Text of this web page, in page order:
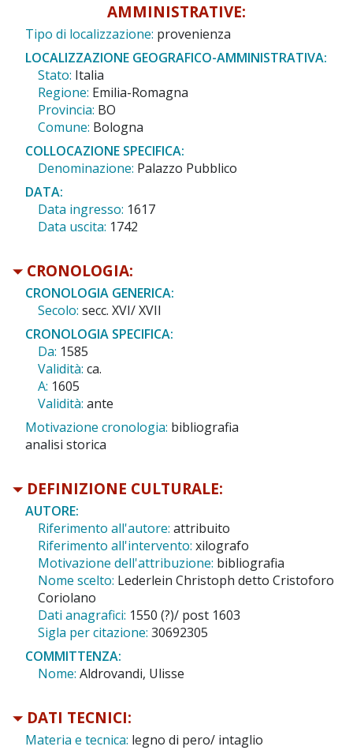
AMMINISTRATIVE:
Tipo di localizzazione: provenienza
LOCALIZZAZIONE GEOGRAFICO-AMMINISTRATIVA:
Stato: Italia
Regione: Emilia-Romagna
Provincia: BO
Comune: Bologna
COLLOCAZIONE SPECIFICA:
Denominazione: Palazzo Pubblico
DATA:
Data ingresso: 1617
Data uscita: 1742
CRONOLOGIA:
CRONOLOGIA GENERICA:
Secolo: secc. XVI/ XVII
CRONOLOGIA SPECIFICA:
Da: 1585
Validità: ca.
A: 1605
Validità: ante
Motivazione cronologia: bibliografia
analisi storica
DEFINIZIONE CULTURALE:
AUTORE:
Riferimento all'autore: attribuito
Riferimento all'intervento: xilografo
Motivazione dell'attribuzione: bibliografia
Nome scelto: Lederlein Christoph detto Cristoforo
Coriolano
Dati anagrafici: 1550 (?)/ post 1603
Sigla per citazione: 30692305
COMMITTENZA:
Nome: Aldrovandi, Ulisse
DATI TECNICI:
Materia e tecnica: legno di pero/ intaglio